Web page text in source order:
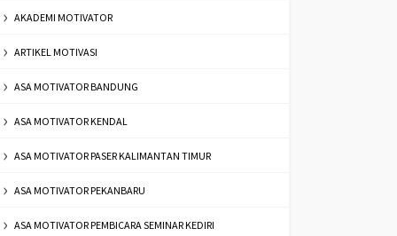
AKADEMI MOTIVATOR
ARTIKEL MOTIVASI
ASA MOTIVATOR BANDUNG
ASA MOTIVATOR KENDAL
ASA MOTIVATOR PASER KALIMANTAN TIMUR
ASA MOTIVATOR PEKANBARU
ASA MOTIVATOR PEMBICARA SEMINAR KEDIRI